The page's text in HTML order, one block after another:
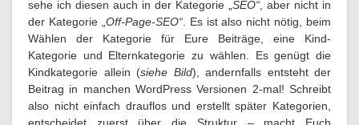
sehe ich diesen auch in der Kategorie „SEO“, aber nicht in
der Kategorie „Off-Page-SEO“. Es ist also nicht nötig, beim
Wählen der Kategorie für Eure Beiträge, eine Kind-
Kategorie und Elternkategorie zu wählen. Es genügt die
Kindkategorie allein (siehe Bild), andernfalls entsteht der
Beitrag in manchen WordPress Versionen 2-mal! Schreibt
also nicht einfach drauflos und erstellt später Kategorien,